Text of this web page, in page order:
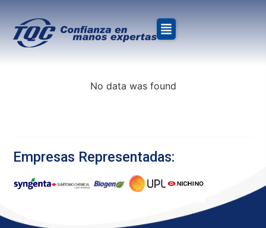
No data was found
Empresas Representadas: